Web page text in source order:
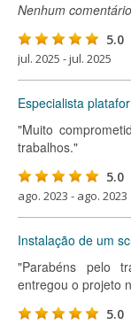
Nenhum comentário
5.0
jul. 2025 - jul. 2025
Especialista
"Muito
trabalhos."
5.0
ago. 2023 - ago. 2023
Instalação de um
"Parabéns pelo
entregou o projeto
5.0